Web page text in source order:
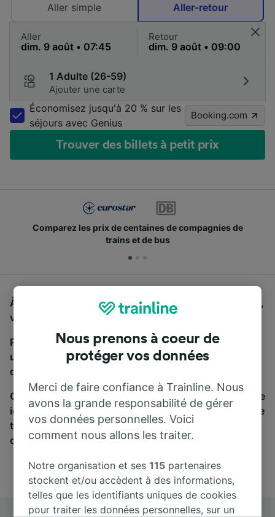
Aller simple
Aller-retour
Aller Retour
1 Adulte (26-59)
Ajouter une carte
Économisez jusqu'à 20 % sur les
séjours avec Genius
Booking.com
Trouver des billets à petit prix
Comparez les prix de centaines de compagnies de
trains et de bus
À la recherche d'un bus de Maastricht à Duisburg Hbf,
vous êtes au bon endroit.
Pour trouver des billets de bus, lancez simplement
une recherche ci-dessus. Nous comparons les temps
de trajets et les prix des voyages, en train et en bus.
Qu’importe votre destination, votre voyage commence
ici. Nous collaborons avec plus de 170 compagnies de
train et de bus. Consultez et achetez vos billets sur
cette page.
Nous prenons à coeur de
protéger vos données
Merci de faire confiance à Trainline. Nous
avons la grande responsabilité de gérer
vos données personnelles. Voici
comment nous allons les traiter.
Notre organisation et ses115 partenaires
stockent et/ou accèdent à des informations,
telles que les identifiants uniques de cookies
pour traiter les données personnelles, sur un